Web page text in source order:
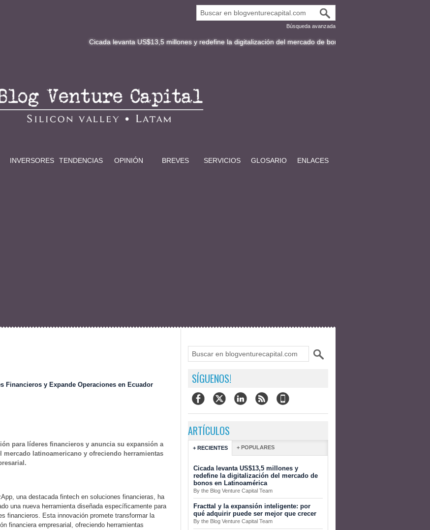
Búsqueda avanzada
Cicada levanta US$13,5 millones y redefine la digitalización del mercado de bonos en Latinoamérica
INVERSORES TENDENCIAS OPINIÓN BREVES SERVICIOS GLOSARIO ENLACES
Financieros y Expande Operaciones en Ecuador
para líderes financieros y anuncia su expansión a
mercado latinoamericano y ofreciendo herramientas
una destacada fintech en soluciones financieras, ha
una nueva herramienta diseñada específicamente para
financieros. Esta innovación promete transformar la
financiera empresarial, ofreciendo herramientas
SÍGUENOS!
ARTÍCULOS
+ RECIENTES + POPULARES
Cicada levanta US$13,5 millones y
redefine la digitalización del mercado de
bonos en Latinoamérica
By the Blog Venture Capital Team
Fracttal y la expansión inteligente: por
qué adquirir puede ser mejor que crecer
By the Blog Venture Capital Team